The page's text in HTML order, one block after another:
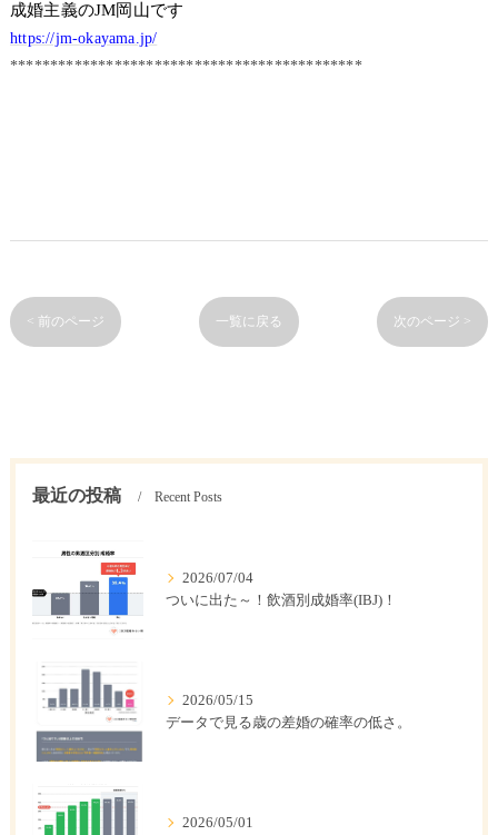
成婚主義のJM岡山です
https://jm-okayama.jp/
********************************************
< 前のページ 一覧に戻る 次のページ >
最近の投稿 Recent Posts
2026/07/04
ついに出た～！飲酒別成婚率(IBJ)！
2026/05/15
データで見る歳の差婚の確率の低さ。
2026/05/01